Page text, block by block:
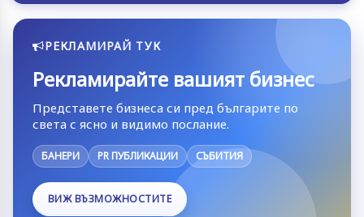
РЕКЛАМИРАЙ ТУК
Рекламирайте вашият бизнес
Представете бизнеса си пред българите по
света с ясно и видимо послание.
БАНЕРИ PR ПУБЛИКАЦИИ СЪБИТИЯ
ВИЖ ВЪЗМОЖНОСТИТЕ